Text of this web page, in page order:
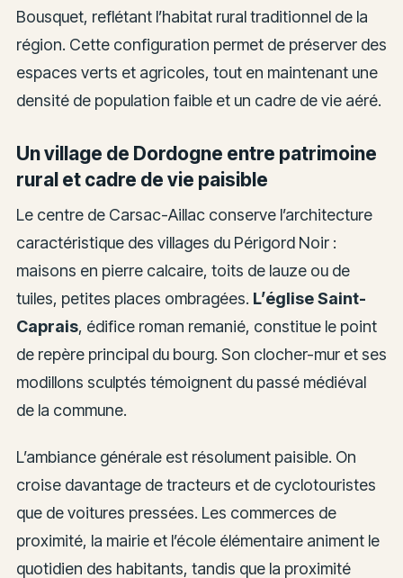
Bousquet, reflétant l’habitat rural traditionnel de la
région. Cette configuration permet de préserver des
espaces verts et agricoles, tout en maintenant une
densité de population faible et un cadre de vie aéré.
Un village de Dordogne entre patrimoine
rural et cadre de vie paisible
Le centre de Carsac-Aillac conserve l’architecture
caractéristique des villages du Périgord Noir :
maisons en pierre calcaire, toits de lauze ou de
tuiles, petites places ombragées. L’église Saint-
Caprais, édifice roman remanié, constitue le point
de repère principal du bourg. Son clocher-mur et ses
modillons sculptés témoignent du passé médiéval
de la commune.
L’ambiance générale est résolument paisible. On
croise davantage de tracteurs et de cyclotouristes
que de voitures pressées. Les commerces de
proximité, la mairie et l’école élémentaire animent le
quotidien des habitants, tandis que la proximité